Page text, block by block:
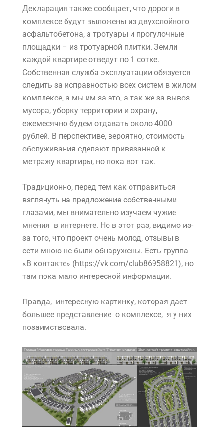
Декларация также сообщает, что дороги в
комплексе будут выложены из двухслойного
асфальтобетона, а тротуары и прогулочные
площадки – из тротуарной плитки. Земли
каждой квартире отведут по 1 сотке.
Собственная служба эксплуатации обязуется
следить за исправностью всех систем в жилом
комплексе, а мы им за это, а так же за вывоз
мусора, уборку территории и охрану,
ежемесячно будем отдавать около 4000
рублей. В перспективе, вероятно, стоимость
обслуживания сделают привязанной к
метражу квартиры, но пока вот так.
Традиционно, перед тем как отправиться
взглянуть на предложение собственными
глазами, мы внимательно изучаем чужие
мнения в интернете. Но в этот раз, видимо из-
за того, что проект очень молод, отзывы в
сети мною не были обнаружены. Есть группа
«В контакте» (https://vk.com/club86958821), но
там пока мало интересной информации.
Правда, интересную картинку, которая дает
большее представление о комплексе, я у них
позаимствовала.